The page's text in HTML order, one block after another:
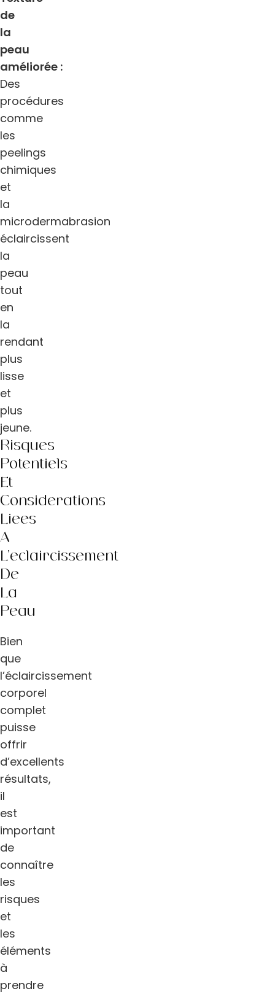
de
la
peau
améliorée :
Des
procédures
comme
les
peelings
chimiques
et
la
microdermabrasion
éclaircissent
la
peau
tout
en
la
rendant
plus
lisse
et
plus
jeune.
Risques
Potentiels
Et
Considérations
Liées
À
L’éclaircissement
De
La
Peau
Bien
que
l’éclaircissement
corporel
complet
puisse
offrir
d’excellents
résultats,
il
est
important
de
connaître
les
risques
et
les
éléments
à
prendre